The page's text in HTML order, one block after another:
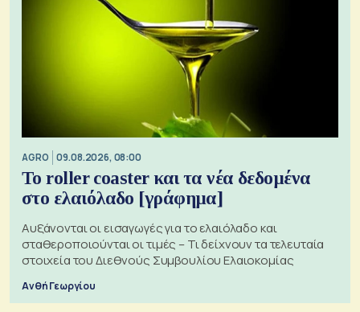
AGRO 09.08.2026, 08:00
Το roller coaster και τα νέα δεδομένα
στο ελαιόλαδο [γράφημα]
Αυξάνονται οι εισαγωγές για το ελαιόλαδο και
σταθεροποιούνται οι τιμές – Τι δείχνουν τα τελευταία
στοιχεία του Διεθνούς Συμβουλίου Ελαιοκομίας
Ανθή Γεωργίου